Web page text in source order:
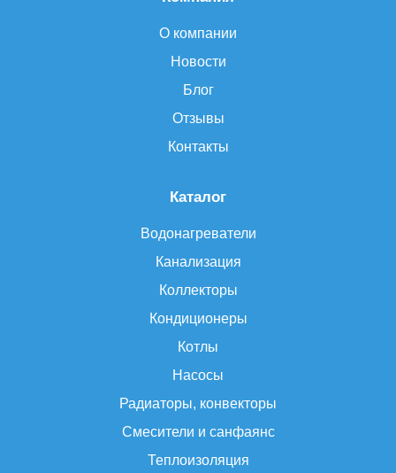
Каталог
Водонагреватели
Канализация
Коллекторы
Кондиционеры
Котлы
Насосы
Радиаторы, конвекторы
Смесители и санфаянс
Теплоизоляция
О компании
Новости
Блог
Отзывы
Контакты